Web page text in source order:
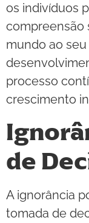
os indivíduos
compreensão
mundo ao
processo
crescimento
de
A ignorância
tomada de